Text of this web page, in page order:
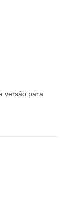
versão para